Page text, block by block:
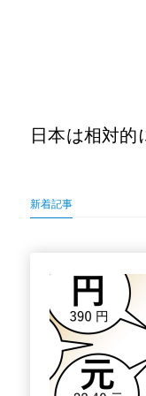
日本は相対的
新着記事